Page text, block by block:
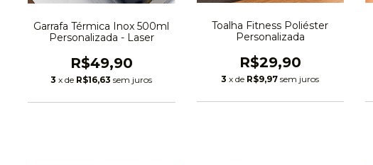
Garrafa Térmica Inox 500ml
Personalizada - Laser
R$49,90
3 x de R$16,63 sem juros
Toalha Fitness Poliéster
Personalizada
R$29,90
3 x de R$9,97 sem juros